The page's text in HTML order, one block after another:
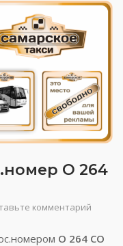
О 264
комментарий
О 264 СО